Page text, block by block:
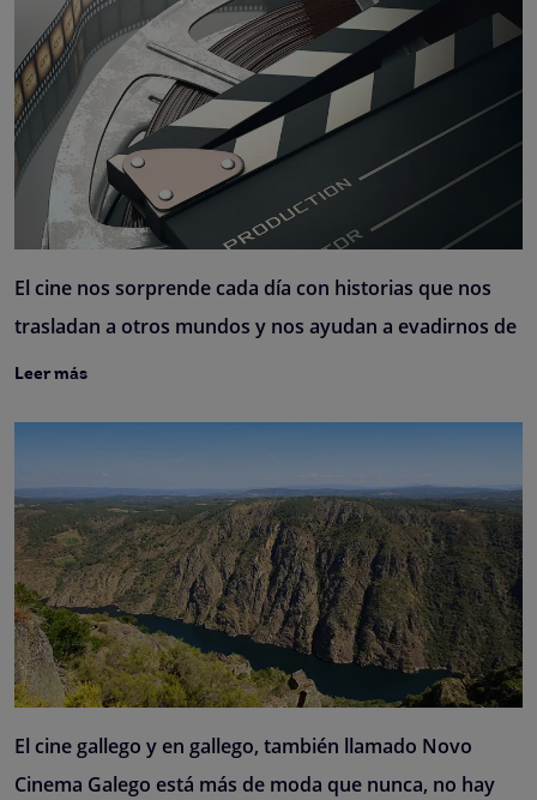
El cine nos sorprende cada día con historias que nos
trasladan a otros mundos y nos ayudan a evadirnos de
Leer más
El cine gallego y en gallego, también llamado Novo
Cinema Galego está más de moda que nunca, no hay